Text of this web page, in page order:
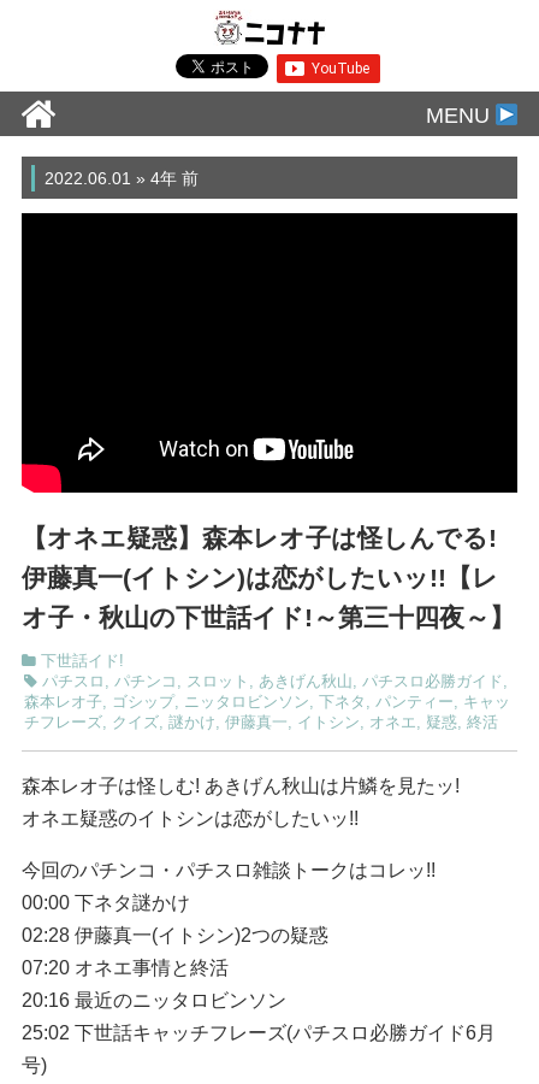
MENU
2022.06.01 » 4年 前
【オネエ疑惑】森本レオ子は怪しんでる!
伊藤真一(イトシン)は恋がしたいッ!!【レ
オ子・秋山の下世話イド!～第三十四夜～】
下世話イド!
パチスロ , パチンコ , スロット , あきげん秋山, パチスロ必勝ガイド ,
森本レオ子, ゴシップ, ニッタロビンソン, 下ネタ , パンティー, キャッ
チフレーズ, クイズ, 謎かけ, 伊藤真一, イトシン, オネエ, 疑惑, 終活
森本レオ子は怪しむ! あきげん秋山は片鱗を見たッ!
オネエ疑惑のイトシンは恋がしたいッ!!
今回のパチンコ・パチスロ雑談トークはコレッ!!
00:00 下ネタ謎かけ
02:28 伊藤真一(イトシン)2つの疑惑
07:20 オネエ事情と終活
20:16 最近のニッタロビンソン
25:02 下世話キャッチフレーズ(パチスロ必勝ガイド6月
号)